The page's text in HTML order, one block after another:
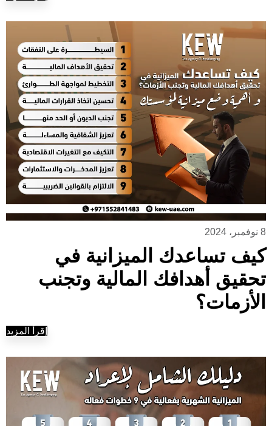
8 نوفمبر، 2024
كيف تساعدك الميزانية في
تحقيق أهدافك المالية وتجنب
الأزمات؟
إقرأ المزيد